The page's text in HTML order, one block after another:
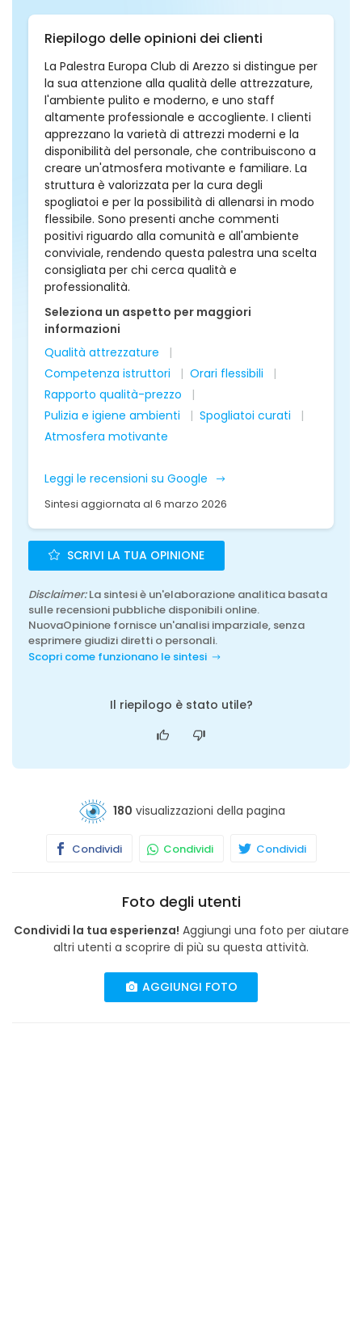
Riepilogo delle opinioni dei clienti
La Palestra Europa Club di Arezzo si distingue per
la sua attenzione alla qualità delle attrezzature,
l'ambiente pulito e moderno, e uno staff
altamente professionale e accogliente. I clienti
apprezzano la varietà di attrezzi moderni e la
disponibilità del personale, che contribuiscono a
creare un'atmosfera motivante e familiare. La
struttura è valorizzata per la cura degli
spogliatoi e per la possibilità di allenarsi in modo
flessibile. Sono presenti anche commenti
positivi riguardo alla comunità e all'ambiente
conviviale, rendendo questa palestra una scelta
consigliata per chi cerca qualità e
professionalità.
Seleziona un aspetto per maggiori
informazioni
Qualità attrezzature
Competenza istruttori
Orari flessibili
Rapporto qualità-prezzo
Pulizia e igiene ambienti
Spogliatoi curati
Atmosfera motivante
Leggi le recensioni su Google
Sintesi aggiornata al 6 marzo 2026
SCRIVI LA TUA OPINIONE
Disclaimer:La sintesi è un'elaborazione analitica basata
sulle recensioni pubbliche disponibili online.
NuovaOpinione fornisce un'analisi imparziale, senza
esprimere giudizi diretti o personali.
Scopri come funzionano le sintesi
Il riepilogo è stato utile?
180 visualizzazioni della pagina
Condividi Condividi Condividi
Foto degli utenti
Condividi la tua esperienza! Aggiungi una foto per aiutare
altri utenti a scoprire di più su questa attività.
AGGIUNGI FOTO